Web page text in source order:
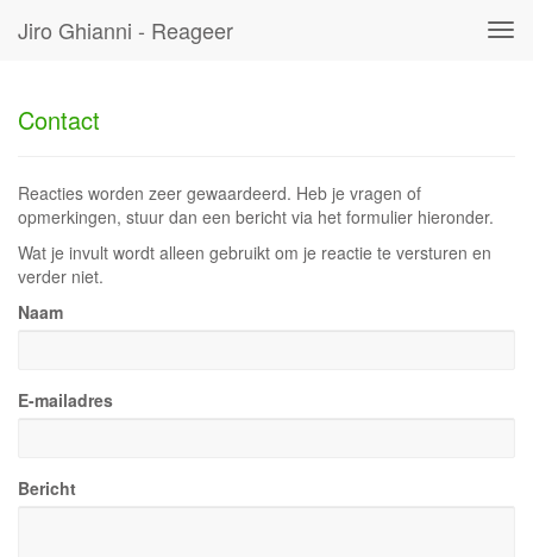
Jiro Ghianni - Reageer
Contact
Reacties worden zeer gewaardeerd. Heb je vragen of
opmerkingen, stuur dan een bericht via het formulier hieronder.
Wat je invult wordt alleen gebruikt om je reactie te versturen en
verder niet.
Naam
E-mailadres
Bericht